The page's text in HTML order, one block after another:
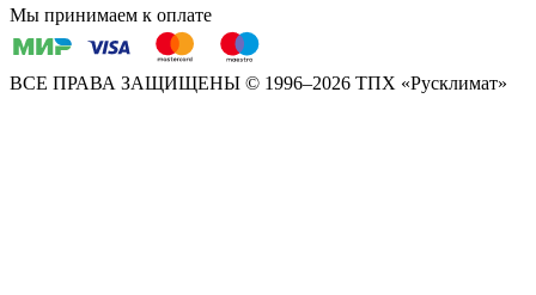
Мы принимаем к оплате
ВСЕ ПРАВА ЗАЩИЩЕНЫ © 1996–2026 ТПХ «Русклимат»